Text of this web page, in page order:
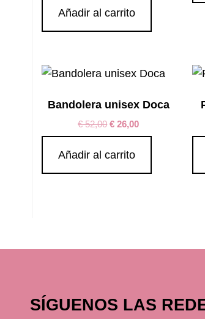
Añadir al carrito
Bandolera unisex Doca
€52,00 € 26,00
Añadir al carrito
SÍGUENOS LAS